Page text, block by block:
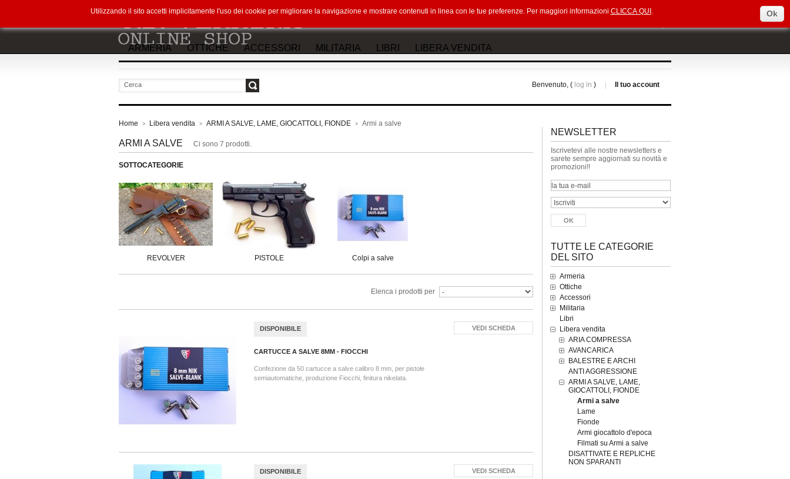
ARMERIA OTTICHE ACCESSORI MILITARIA LIBRI LIBERA VENDITA
Il tuo account
Benvenuto, ( log in )
Home > Libera vendita > ARMI A SALVE, LAME, GIOCATTOLI, FIONDE > Armi a salve
ARMI A SALVE Ci sono 7 prodotti.
SOTTOCATEGORIE
REVOLVER PISTOLE Colpi a salve
Elenca i prodotti per
DISPONIBILE
CARTUCCE A SALVE 8MM - FIOCCHI
Confezione da 50 cartucce a salve calibro 8 mm, per pistole
semiautomatiche, produzione Fiocchi, finitura nikelata.
VEDI SCHEDA
DISPONIBILE VEDI SCHEDA
NEWSLETTER
Iscrivetevi alle nostre newsletters e
sarete sempre aggiornati su novità e
promozioni!!
TUTTE LE CATEGORIE
DEL SITO
Armeria
Ottiche
Accessori
Militaria
Libri
Libera vendita
ARIA COMPRESSA
AVANCARICA
BALESTRE E ARCHI
ANTI AGGRESSIONE
ARMI A SALVE, LAME,
GIOCATTOLI, FIONDE
Armi a salve
Lame
Fionde
Armi giocattolo d'epoca
Filmati su Armi a salve
DISATTIVATE E REPLICHE
NON SPARANTI
Utilizzando il sito accetti implicitamente l'uso dei cookie per migliorare la navigazione e mostrare contenuti in linea con le tue preferenze. Per maggiori informazioni CLICCA QUI . Ok